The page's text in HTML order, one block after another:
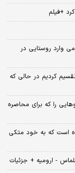
+فیلم
سوریه/ 5 خودروی نظامی وارد روستایی در
کردیم در حالی که
را که برای محاصره
است که به خود متکی